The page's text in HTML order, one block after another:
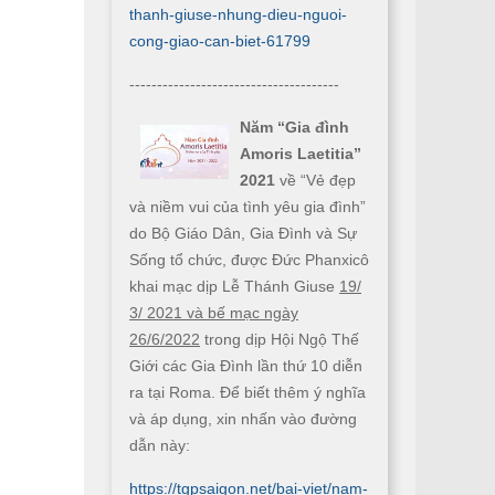
thanh-giuse-nhung-dieu-nguoi-
cong-giao-can-biet-61799
--------------------------------------
Năm “Gia đình
Amoris Laetitia”
2021 về “Vẻ đẹp
và niềm vui của tình yêu gia đình”
do Bộ Giáo Dân, Gia Đình và Sự
Sống tổ chức, được Đức Phanxicô
khai mạc dịp Lễ Thánh Giuse 19/
3/ 2021 và bế mạc ngày
26/6/2022 trong dịp Hội Ngộ Thế
Giới các Gia Đình lần thứ 10 diễn
ra tại Roma. Để biết thêm ý nghĩa
và áp dụng, xin nhấn vào đường
dẫn này:
https://tgpsaigon.net/bai-viet/nam-